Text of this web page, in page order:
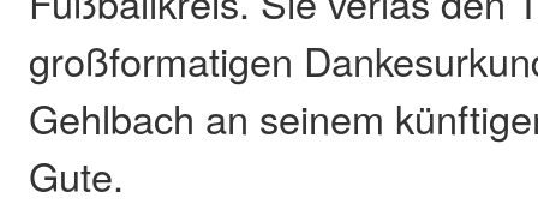
großformatigen
Gehlbach an seinem
Gute.